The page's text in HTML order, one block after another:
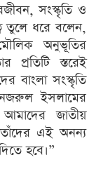
সংস্কৃতি ও
তুলে ধরে বলেন,
অনুভূতির
প্রতিটি স্তরেই
বাংলা সংস্কৃতি
ইসলামের
জাতীয়
এই অনন্য
হবে।”